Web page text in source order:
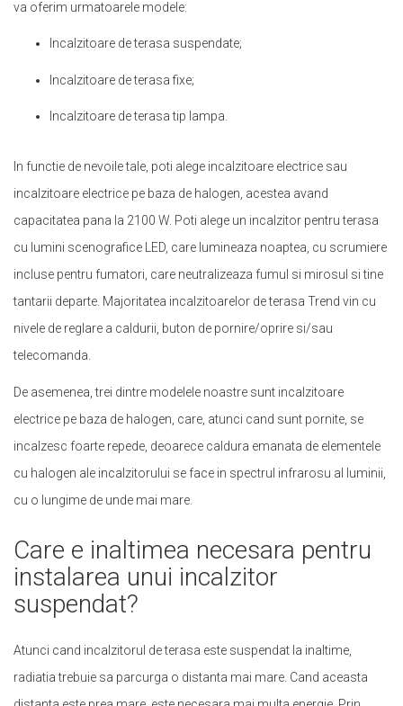
va oferim urmatoarele modele:
Incalzitoare de terasa suspendate;
Incalzitoare de terasa fixe;
Incalzitoare de terasa tip lampa.
In functie de nevoile tale, poti alege incalzitoare electrice sau
incalzitoare electrice pe baza de halogen, acestea avand
capacitatea pana la 2100 W. Poti alege un incalzitor pentru terasa
cu lumini scenografice LED, care lumineaza noaptea, cu scrumiere
incluse pentru fumatori, care neutralizeaza fumul si mirosul si tine
tantarii departe. Majoritatea incalzitoarelor de terasa Trend vin cu
nivele de reglare a caldurii, buton de pornire/oprire si/sau
telecomanda.
De asemenea, trei dintre modelele noastre sunt incalzitoare
electrice pe baza de halogen, care, atunci cand sunt pornite, se
incalzesc foarte repede, deoarece caldura emanata de elementele
cu halogen ale incalzitorului se face in spectrul infrarosu al luminii,
cu o lungime de unde mai mare.
Care e inaltimea necesara pentru
instalarea unui incalzitor
suspendat?
Atunci cand incalzitorul de terasa este suspendat la inaltime,
radiatia trebuie sa parcurga o distanta mai mare. Cand aceasta